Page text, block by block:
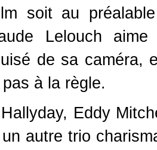
soit au
Lelouch
de sa caméra,
à la règle.
Eddy
un autre trio